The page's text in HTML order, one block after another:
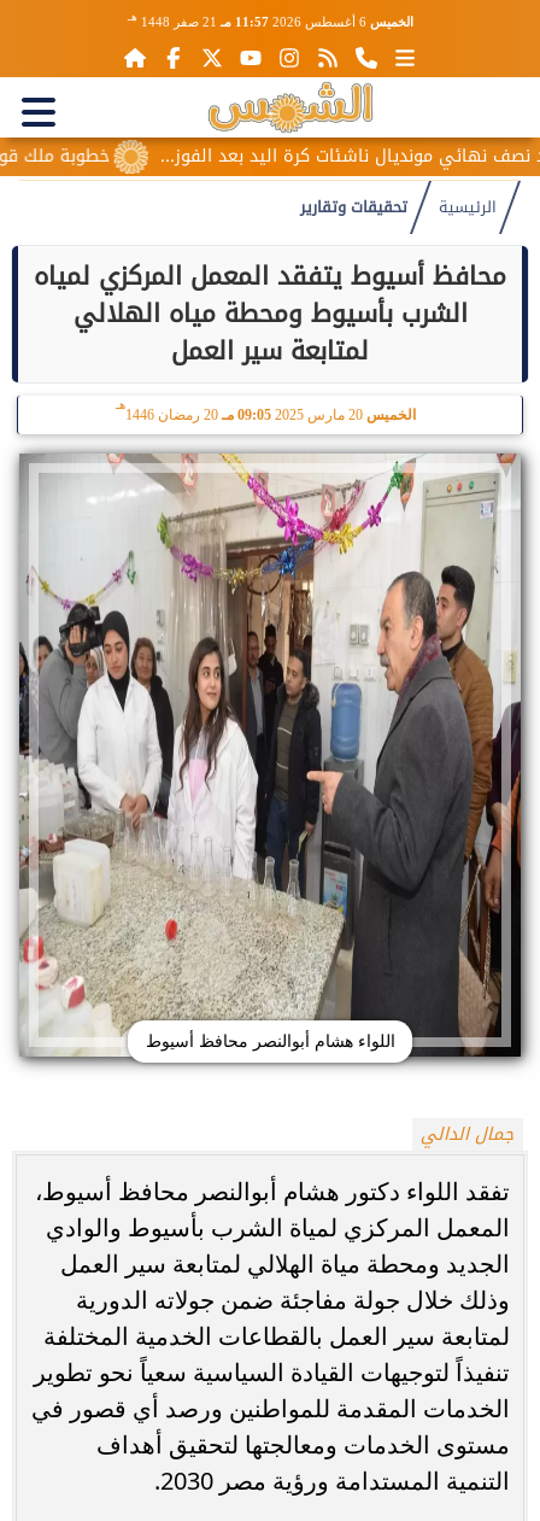
الخميس 6 أغسطس 2026 11:57 مـ 21 صفر 1448 هـ
خطوبة ملك قورة مونديال ناشئات كرة اليد بعد الفوز...
الرئيسية تحقيقات وتقارير
محافظ أسيوط يتفقد المعمل المركزي لمياه
الشرب بأسيوط ومحطة مياه الهلالي
لمتابعة سير العمل
الخميس 20 مارس 2025 09:05 مـ 20 رمضان 1446
هـ
اللواء هشام أبوالنصر محافظ أسيوط
جمال الدالي
تفقد اللواء دكتور هشام أبوالنصر محافظ أسيوط،
المعمل المركزي لمياة الشرب بأسيوط والوادي
الجديد ومحطة مياة الهلالي لمتابعة سير العمل
وذلك خلال جولة مفاجئة ضمن جولاته الدورية
لمتابعة سير العمل بالقطاعات الخدمية المختلفة
تنفيذاً لتوجيهات القيادة السياسية سعياً نحو تطوير
الخدمات المقدمة للمواطنين ورصد أي قصور في
مستوى الخدمات ومعالجتها لتحقيق أهداف
التنمية المستدامة ورؤية مصر 2030.